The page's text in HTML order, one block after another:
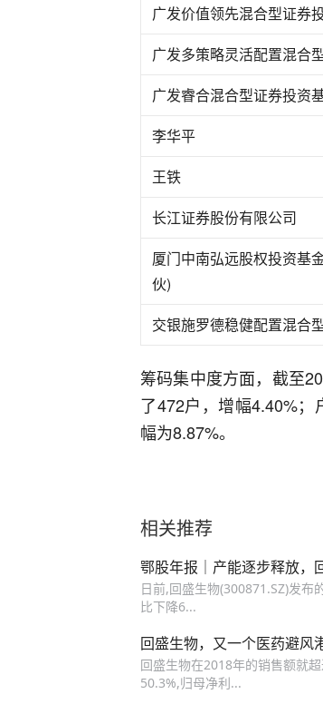
广发价值领先混合型证券
广发多策略灵活配置混合
广发睿合混合型证券投资
李华平
王铁
长江证券股份有限公司
厦门中南弘远股权投资基
伙)
交银施罗德稳健配置混合
筹码集中度方面，截至
了472户，增幅4.40%
幅为8.87%。
相关推荐
鄂股年报｜产能逐步释放，
日前,回盛生物(300871.SZ)发
比下降6...
回盛生物，又一个医药避风
回盛生物在2018年的销售额就
50.3%,归母净利...